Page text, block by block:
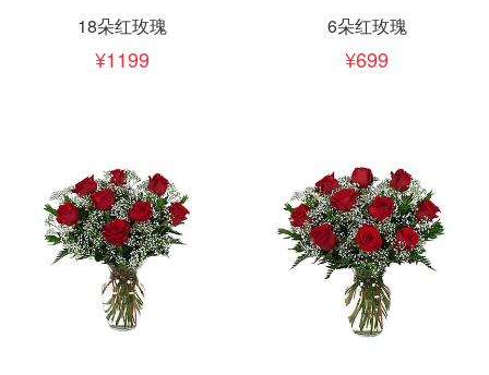
18朵红玫瑰
1199
6朵红玫瑰
699